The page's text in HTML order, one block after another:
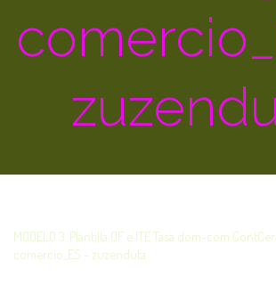
MODELO 3. Plantilla OF e ITE Tasa dom-com
comercio_ES - zuzenduta